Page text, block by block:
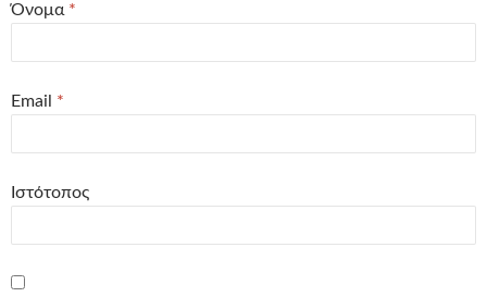
Όνομα *
Email *
Ιστότοπος